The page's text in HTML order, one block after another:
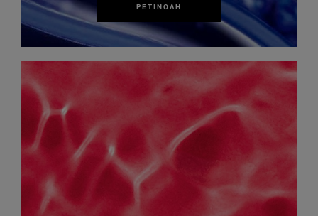
ΡΕΤΙΝΌΛΗ